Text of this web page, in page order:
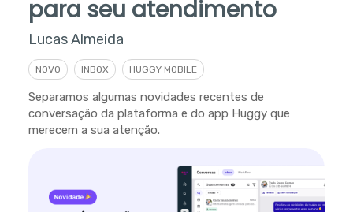
para seu atendimento
Lucas Almeida
NOVO INBOX HUGGY MOBILE
Separamos algumas novidades recentes de
conversação da plataforma e do app Huggy que
merecem a sua atenção.